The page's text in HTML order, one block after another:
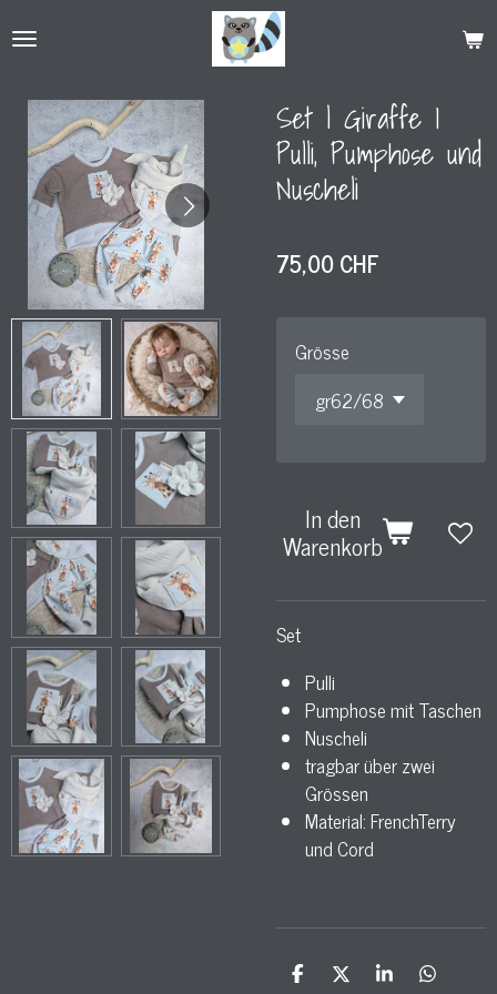
Hauptinhalt
Set | Giraffe I
Pulli, Pumphose und
Nuscheli
75,00 CHF
Grösse
In den
Warenkorb
Set
Pulli
Pumphose mit Taschen
Nuscheli
tragbar über zwei
Grössen
Material: FrenchTerry
und Cord
T T T T